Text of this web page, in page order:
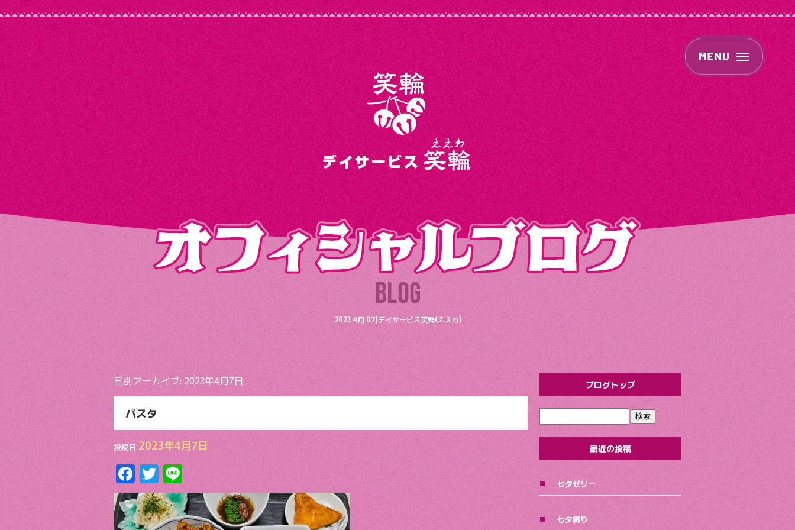
2023 4月 07|デイサービス笑輪(ええわ)
日別アーカイブ:2023年4月7日
パスタ
投稿日 2023年4月7日
F
ac
e
T
w
itt
Li
n
e
ブログトップ
最近の投稿
七夕ゼリー
七夕飾り